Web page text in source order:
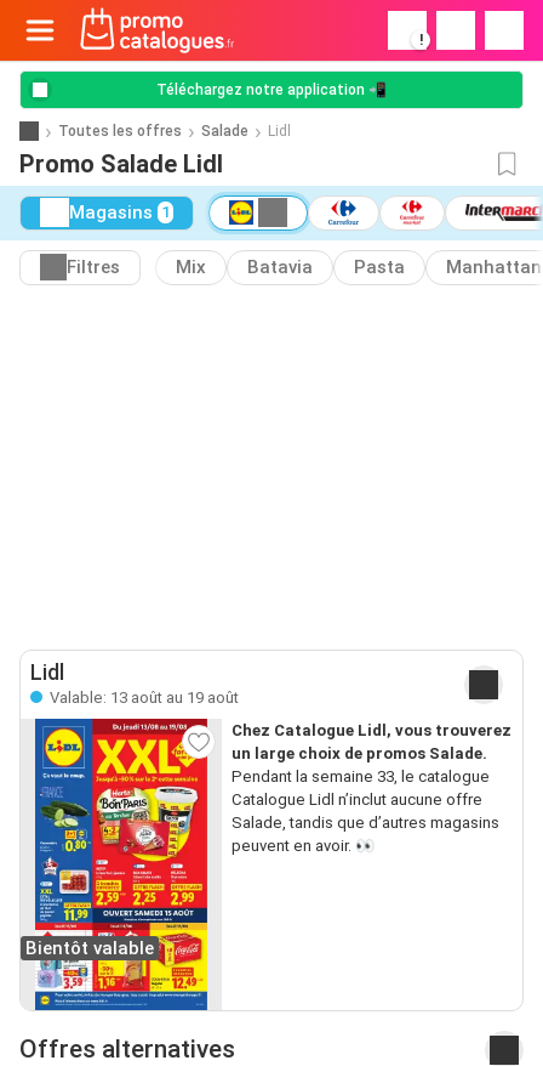
!
Téléchargez notre application 📲
Toutes les offres Salade Lidl
Promo Salade Lidl
Magasins 1
Filtres Mix Batavia Pasta Manhattan
Lidl
Valable: 13 août au 19 août
Bientôt valable
Chez Catalogue Lidl, vous trouverez
un large choix de promos Salade.
Pendant la semaine 33, le catalogue
Catalogue Lidl n’inclut aucune offre
Salade, tandis que d’autres magasins
peuvent en avoir. 👀
Offres alternatives